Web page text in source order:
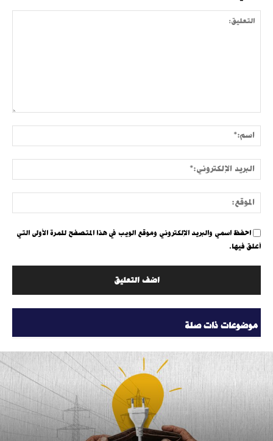
احفظ اسمي والبريد الإلكتروني وموقع الويب في هذا المتصفح للمرة الأولى التي
أعلق فيها.
موضوعات ذات صلة